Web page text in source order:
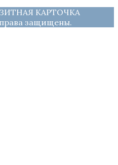
КАРТОЧКА
защищены.